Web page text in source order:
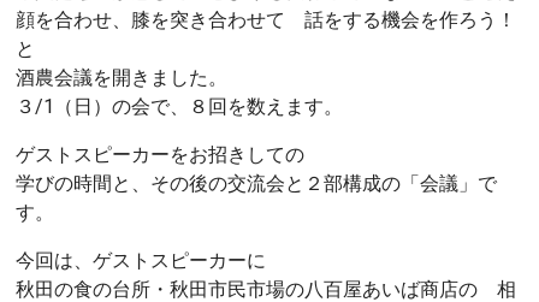
顔を合わせ、膝を突き合わせて 話をする機会を作ろう！
と
酒農会議を開きました。
３/1（日）の会で、８回を数えます。
ゲストスピーカーをお招きしての
学びの時間と、その後の交流会と２部構成の「会議」で
す。
今回は、ゲストスピーカーに
秋田の食の台所・秋田市民市場の八百屋あいば商店の 相